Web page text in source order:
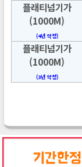
플래티넘기가
(1000M)
(4년 약정)
플래티넘기가
(1000M)
(3년 약정)